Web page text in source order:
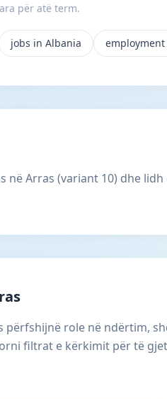
për atë term.
jobs in Albania
në Arras (variant 10) dhe
përfshijnë role në ndërtim,
filtrat e kërkimit për të